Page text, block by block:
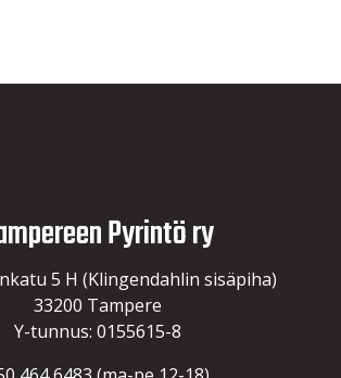
Pyrintö ry
5 H (Klingendahlin sisäpiha)
33200 Tampere
Y-tunnus: 0155615-8